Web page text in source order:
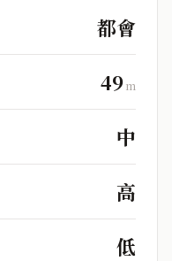
都會
49m
中
高
低